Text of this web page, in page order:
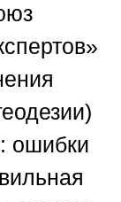
»
ошибки